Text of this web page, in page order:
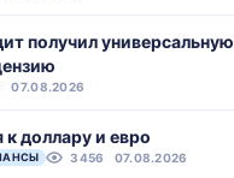
получил универсальную
07.08.2026
к доллару и евро
3456 07.08.2026